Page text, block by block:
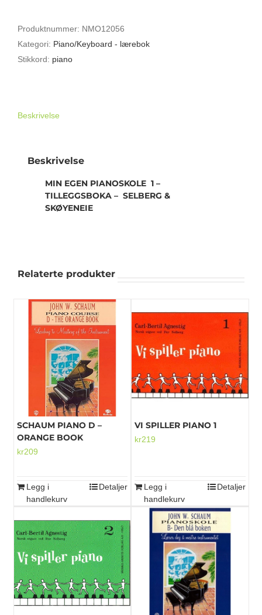
antall
Produktnummer: NMO12056
Kategori: Piano/Keyboard - lærebok
Stikkord: piano
Beskrivelse
Beskrivelse
MIN EGEN PIANOSKOLE 1 –
TILLEGGSBOKA – SELBERG &
SKØYENEIE
Relaterte produkter
SCHAUM PIANO D –
ORANGE BOOK
kr209
Legg i
handlekurv
Detaljer
VI SPILLER PIANO 1
kr219
Legg i
handlekurv
Detaljer